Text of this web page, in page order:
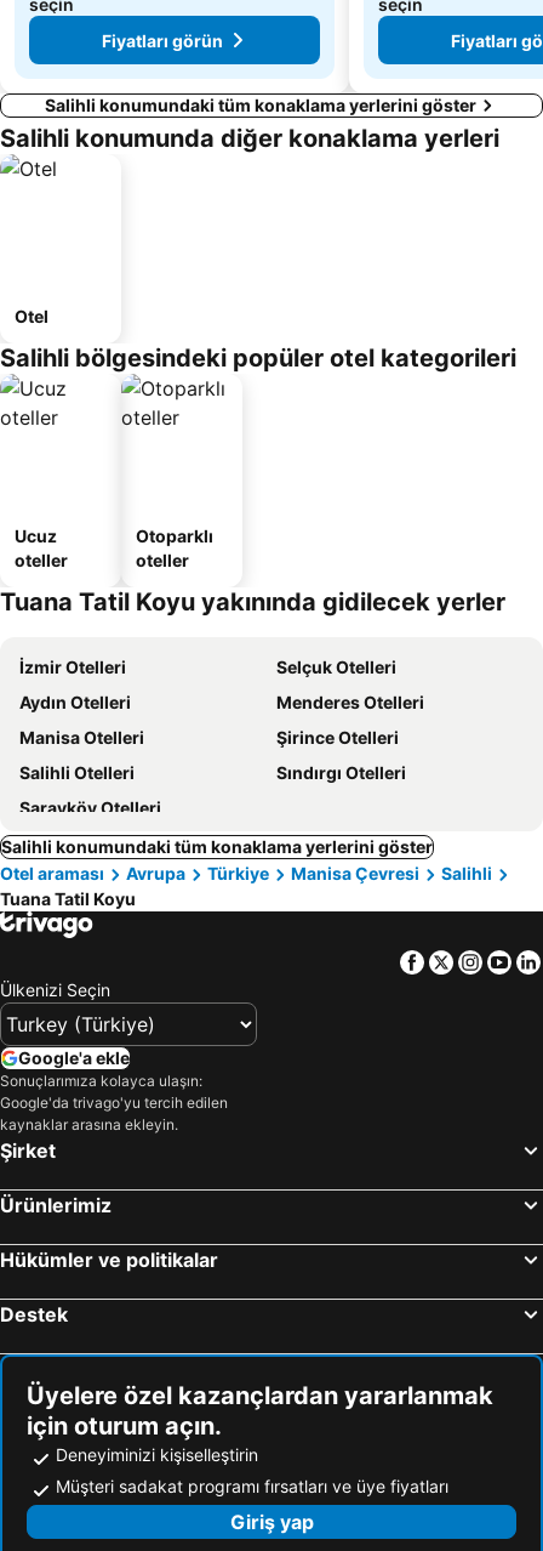
seçin
Fiyatları görün
seçin
Fiyatları
Salihli konumundaki tüm konaklama yerlerini göster
Salihli konumunda diğer konaklama yerleri
Otel
Salihli bölgesindeki popüler otel kategorileri
Ucuz
oteller
Otoparklı
oteller
Tuana Tatil Koyu yakınında gidilecek yerler
İzmir Otelleri
Selçuk Otelleri
Aydın Otelleri
Menderes Otelleri
Manisa Otelleri
Şirince Otelleri
Salihli Otelleri
Sındırgı Otelleri
Sarayköy Otelleri
Salihli konumundaki tüm konaklama yerlerini göster
Otel araması
Avrupa Türkiye Manisa Çevresi
Salihli
Tuana Tatil Koyu
Facebook
Twitter
Ülkenizi Seçin
Google'a ekle
Sonuçlarımıza kolayca ulaşın:
Google'da trivago'yu tercih edilen
kaynaklar arasına ekleyin.
Şirket
Ürünlerimiz
Hükümler ve politikalar
Destek
Üyelere özel kazançlardan yararlanmak
için oturum açın.
Deneyiminizi kişiselleştirin
Müşteri sadakat programı fırsatları ve üye fiyatları
Giriş yap